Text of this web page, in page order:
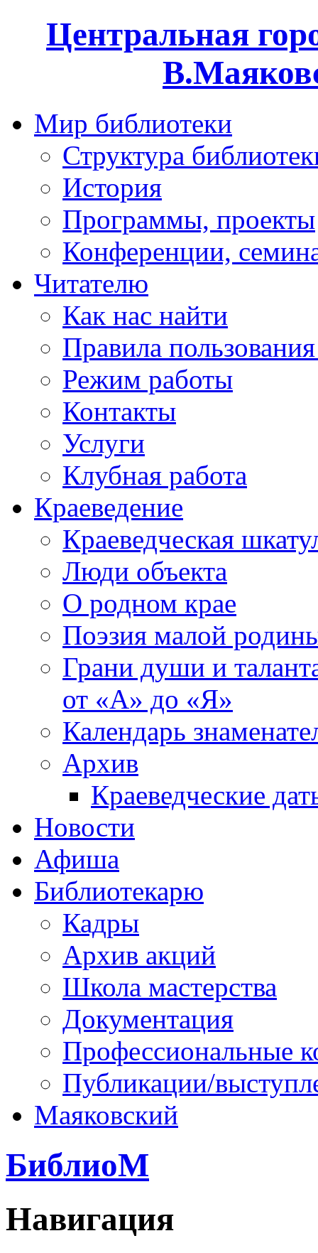
Центральная
Мир библиотеки
Структура
История
Программы, проекты
Конференции,
Читателю
Как нас найти
Правила
Режим работы
Контакты
Услуги
Клубная работа
Краеведение
Краеведческая
Люди объекта
О родном крае
Поэзия малой
Грани души и
от «А» до «Я»
Календарь
Архив
Краеведческие
Новости
Афиша
Библиотекарю
Кадры
Архив акций
Школа мастерства
Документация
Профессиональные
Публикации/
Маяковский
БиблиоМ
Навигация